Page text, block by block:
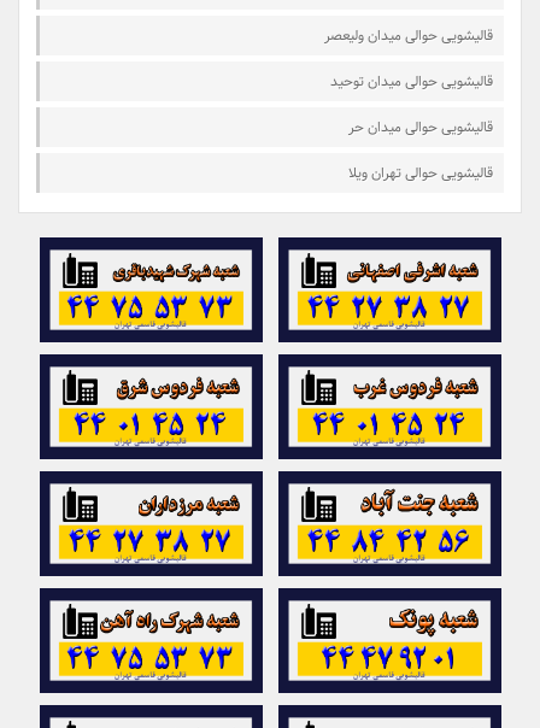
قالیشویی حوالی میدان ولیعصر
قالیشویی حوالی میدان توحید
قالیشویی حوالی میدان حر
قالیشویی حوالی تهران ویلا